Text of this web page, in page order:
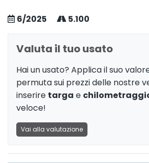
6/2025 5.100
Valuta il tuo usato
Hai un usato? Applica il suo
permuta sui prezzi delle nostre
inserire targa e
veloce!
Vai alla valutazione